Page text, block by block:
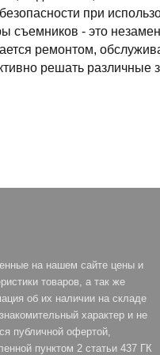
при
съемников - это
ремонтом,
решать различные
на нашем сайте цены и
товаров, а так же
об их наличии на складе
характер и не
публичной офертой,
пунктом 2 статьи 437 ГК